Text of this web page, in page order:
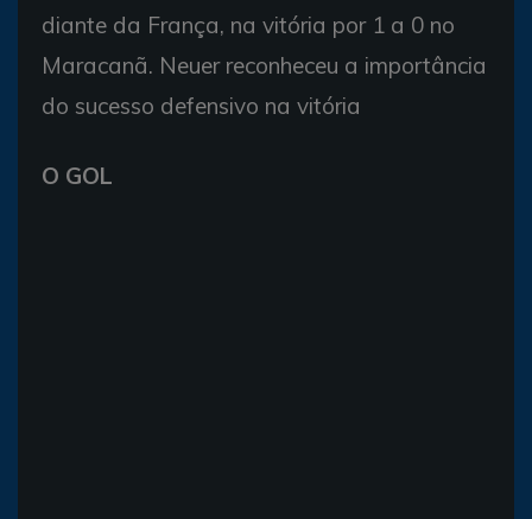
diante da França, na vitória por 1 a 0 no
Maracanã. Neuer reconheceu a importância
do sucesso defensivo na vitória
O GOL